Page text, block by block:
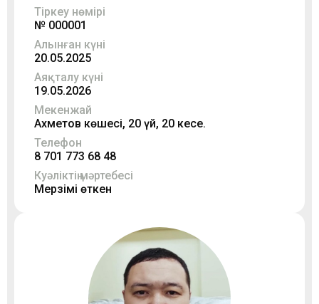
Тіркеу нөмірі
№ 000001
Алынған күні
20.05.2025
Аяқталу күні
19.05.2026
Мекенжай
Ахметов көшесі, 20 үй, 20 кеңсе.
Телефон
8 701 773 68 48
Куәліктің мәртебесі
Мерзімі өткен